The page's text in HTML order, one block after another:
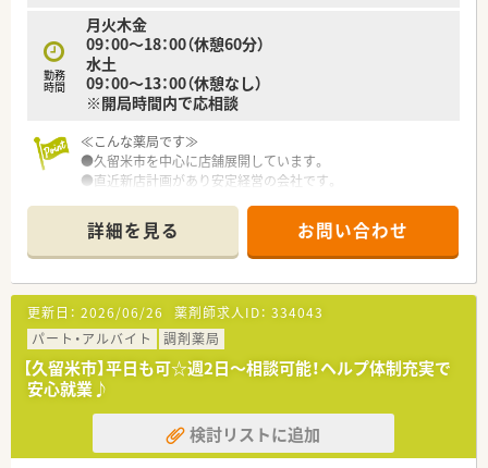
勤務
時間
月火木金
09：00～18：00（休憩60分）
水土
09：00～13：00（休憩なし）
※開局時間内で応相談
≪こんな薬局です≫
●久留米市を中心に店舗展開しています。
●直近新店計画があり安定経営の会社です。
詳細を見る お問い合わせ
更新日： 2026/06/26 薬剤師求人ID： 334043
パート・アルバイト
調剤薬局
【久留米市】平日も可☆週2日～相談可能！ヘルプ体制充実で
安心就業♪
検討リストに追加